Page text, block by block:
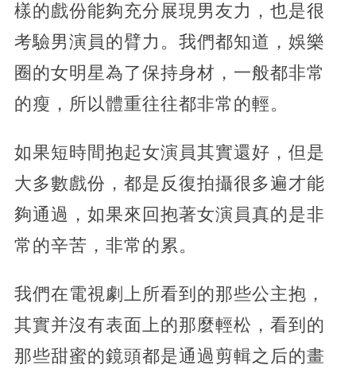
樣的戲份能夠充分展現男友力，也是很
考驗男演員的臂力。我們都知道，娛樂
圈的女明星為了保持身材，一般都非常
的瘦，所以體重往往都非常的輕。
如果短時間抱起女演員其實還好，但是
大多數戲份，都是反復拍攝很多遍才能
夠通過，如果來回抱著女演員真的是非
常的辛苦，非常的累。
我們在電視劇上所看到的那些公主抱，
其實并沒有表面上的那麼輕松，看到的
那些甜蜜的鏡頭都是通過剪輯之后的畫